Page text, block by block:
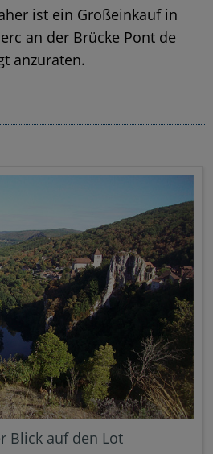
ist ein Großeinkauf in
an der Brücke Pont de
anzuraten.
Blick auf den Lot